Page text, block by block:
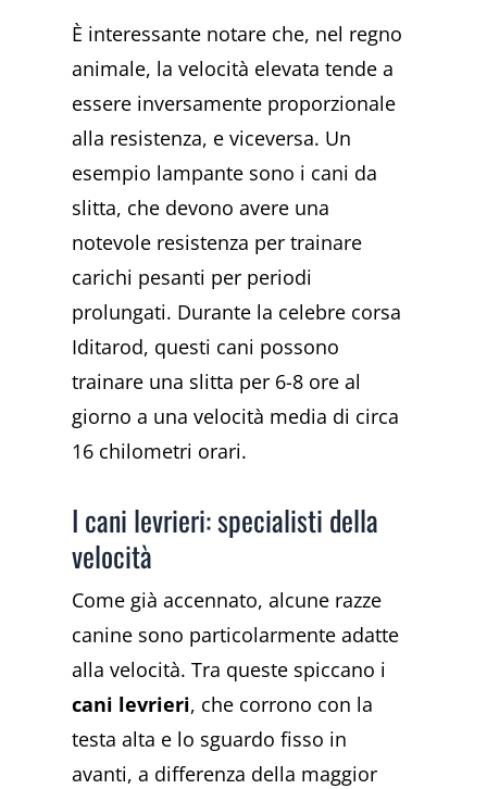
È interessante notare che, nel regno
animale, la velocità elevata tende a
essere inversamente proporzionale
alla resistenza, e viceversa. Un
esempio lampante sono i cani da
slitta, che devono avere una
notevole resistenza per trainare
carichi pesanti per periodi
prolungati. Durante la celebre corsa
Iditarod, questi cani possono
trainare una slitta per 6-8 ore al
giorno a una velocità media di circa
16 chilometri orari.
I cani levrieri: specialisti della
velocità
Come già accennato, alcune razze
canine sono particolarmente adatte
alla velocità. Tra queste spiccano i
cani levrieri, che corrono con la
testa alta e lo sguardo fisso in
avanti, a differenza della maggior